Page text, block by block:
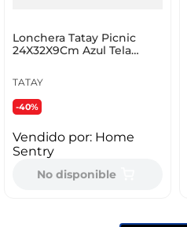
Lonchera Tatay Picnic
24X32X9Cm Azul Tela
TATAY
-40%
Vendido por: Home
Sentry
No disponible